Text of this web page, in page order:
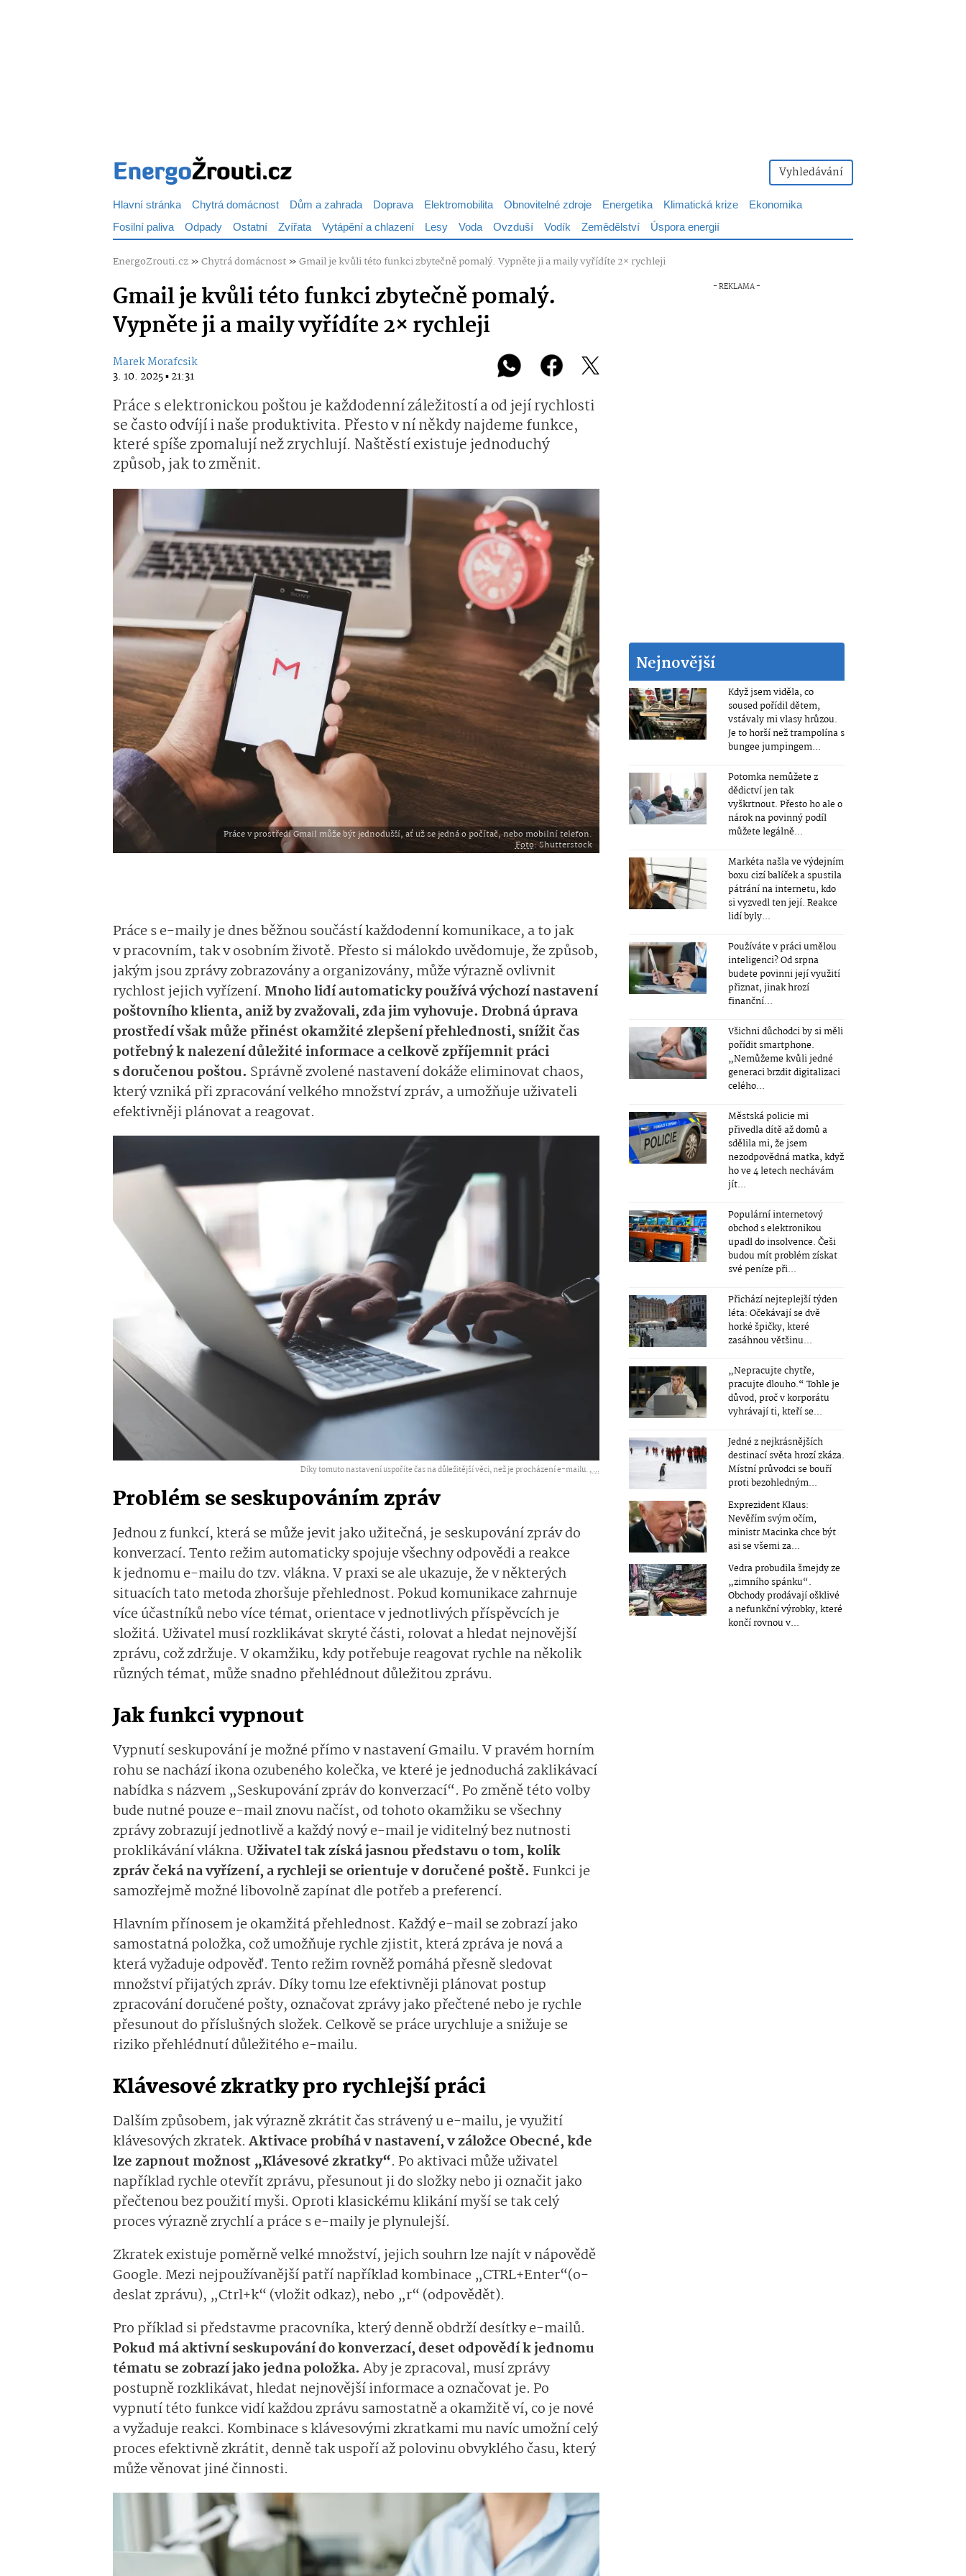
Vyhledávání
Hlavní stránka Chytrá domácnost Dům a zahrada Doprava Elektromobilita Obnovitelné zdroje Energetika Klimatická krize
Ekonomika
Fosilní paliva Odpady Ostatní Zvířata Vytápění a chlazení Lesy Voda Ovzduší Vodík Zemědělství Úspora energií
EnergoZrouti.cz»Chytrá domácnost»Gmail je kvůli této funkci zbytečně pomalý. Vypněte ji a maily vyřídíte 2× rychleji
Gmail je kvůli této funkci zbytečně pomalý.
Vypněte ji a maily vyřídíte 2× rychleji
Marek Morafcsik
3. 10. 2025 ▪ 21:31
Práce s elektronickou poštou je každodenní záležitostí a od její rychlosti
se často odvíjí i naše produktivita. Přesto v ní někdy najdeme funkce,
které spíše zpomalují než zrychlují. Naštěstí existuje jednoduchý
způsob, jak to změnit.
Práce v prostředí Gmail může být jednodušší, ať už se jedná o počítač, nebo mobilní telefon.
Foto: Shutterstock
Práce s e-maily je dnes běžnou součástí každodenní komunikace, a to jak
v pracovním, tak v osobním životě. Přesto si málokdo uvědomuje, že způsob,
jakým jsou zprávy zobrazovány a organizovány, může výrazně ovlivnit
rychlost jejich vyřízení. Mnoho lidí automaticky používá výchozí nastavení
poštovního klienta, aniž by zvažovali, zda jim vyhovuje. Drobná úprava
prostředí však může přinést okamžité zlepšení přehlednosti, snížit čas
potřebný k nalezení důležité informace a celkově zpříjemnit práci
s doručenou poštou. Správně zvolené nastavení dokáže eliminovat chaos,
který vzniká při zpracování velkého množství zpráv, a umožňuje uživateli
efektivněji plánovat a reagovat.
Díky tomuto nastavení uspoříte čas na důležitější věci, než je procházení e-mailu. ,...
Problém se seskupováním zpráv
Jednou z funkcí, která se může jevit jako užitečná, je seskupování zpráv do
konverzací. Tento režim automaticky spojuje všechny odpovědi a reakce
k jednomu e-mailu do tzv. vlákna. V praxi se ale ukazuje, že v některých
situacích tato metoda zhoršuje přehlednost. Pokud komunikace zahrnuje
více účastníků nebo více témat, orientace v jednotlivých příspěvcích je
složitá. Uživatel musí rozklikávat skryté části, rolovat a hledat nejnovější
zprávu, což zdržuje. V okamžiku, kdy potřebuje reagovat rychle na několik
různých témat, může snadno přehlédnout důležitou zprávu.
Jak funkci vypnout
Vypnutí seskupování je možné přímo v nastavení Gmailu. V pravém horním
rohu se nachází ikona ozubeného kolečka, ve které je jednoduchá zaklikávací
nabídka s názvem „Seskupování zpráv do konverzací“. Po změně této volby
bude nutné pouze e-mail znovu načíst, od tohoto okamžiku se všechny
zprávy zobrazují jednotlivě a každý nový e-mail je viditelný bez nutnosti
proklikávání vlákna. Uživatel tak získá jasnou představu o tom, kolik
zpráv čeká na vyřízení, a rychleji se orientuje v doručené poště. Funkci je
samozřejmě možné libovolně zapínat dle potřeb a preferencí.
Hlavním přínosem je okamžitá přehlednost. Každý e-mail se zobrazí jako
samostatná položka, což umožňuje rychle zjistit, která zpráva je nová a
která vyžaduje odpověď. Tento režim rovněž pomáhá přesně sledovat
množství přijatých zpráv. Díky tomu lze efektivněji plánovat postup
zpracování doručené pošty, označovat zprávy jako přečtené nebo je rychle
přesunout do příslušných složek. Celkově se práce urychluje a snižuje se
riziko přehlédnutí důležitého e-mailu.
Klávesové zkratky pro rychlejší práci
Dalším způsobem, jak výrazně zkrátit čas strávený u e-mailu, je využití
klávesových zkratek. Aktivace probíhá v nastavení, v záložce Obecné, kde
lze zapnout možnost „Klávesové zkratky“. Po aktivaci může uživatel
například rychle otevřít zprávu, přesunout ji do složky nebo ji označit jako
přečtenou bez použití myši. Oproti klasickému klikání myší se tak celý
proces výrazně zrychlí a práce s e-maily je plynulejší.
Zkratek existuje poměrně velké množství, jejich souhrn lze najít v nápovědě
Google. Mezi nejpoužívanější patří například kombinace „CTRL+Enter“(o­
deslat zprávu), „Ctrl+k“ (vložit odkaz), nebo „r“ (odpovědět).
Pro příklad si představme pracovníka, který denně obdrží desítky e-mailů.
Pokud má aktivní seskupování do konverzací, deset odpovědí k jednomu
tématu se zobrazí jako jedna položka. Aby je zpracoval, musí zprávy
postupně rozklikávat, hledat nejnovější informace a označovat je. Po
vypnutí této funkce vidí každou zprávu samostatně a okamžitě ví, co je nové
a vyžaduje reakci. Kombinace s klávesovými zkratkami mu navíc umožní celý
proces efektivně zkrátit, denně tak uspoří až polovinu obvyklého času, který
může věnovat jiné činnosti.
Nejnovější
Když jsem viděla, co
soused pořídil dětem,
vstávaly mi vlasy hrůzou.
Je to horší než trampolína s
bungee jumpingem...
Potomka nemůžete z
dědictví jen tak
vyškrtnout. Přesto ho ale o
nárok na povinný podíl
můžete legálně...
Markéta našla ve výdejním
boxu cizí balíček a spustila
pátrání na internetu, kdo
si vyzvedl ten její. Reakce
lidí byly...
Používáte v práci umělou
inteligenci? Od srpna
budete povinni její využití
přiznat, jinak hrozí
finanční...
Všichni důchodci by si měli
pořídit smartphone.
„Nemůžeme kvůli jedné
generaci brzdit digitalizaci
celého...
Městská policie mi
přivedla dítě až domů a
sdělila mi, že jsem
nezodpovědná matka, když
ho ve 4 letech nechávám
jít...
Populární internetový
obchod s elektronikou
upadl do insolvence. Češi
budou mít problém získat
své peníze při...
Přichází nejteplejší týden
léta: Očekávají se dvě
horké špičky, které
zasáhnou většinu...
„Nepracujte chytře,
pracujte dlouho.“ Tohle je
důvod, proč v korporátu
vyhrávají ti, kteří se...
Jedné z nejkrásnějších
destinací světa hrozí zkáza.
Místní průvodci se bouří
proti bezohledným...
Exprezident Klaus:
Nevěřím svým očím,
ministr Macinka chce být
asi se všemi za...
Vedra probudila šmejdy ze
„zimního spánku“.
Obchody prodávají ošklivé
a nefunkční výrobky, které
končí rovnou v...